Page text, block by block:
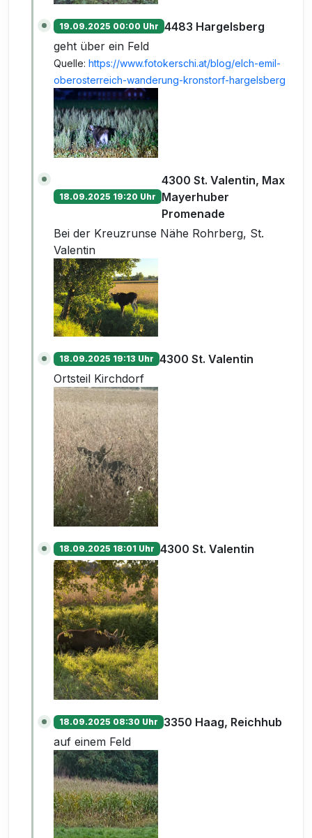
19.09.2025 00:00 Uhr 4483 Hargelsberg
geht über ein Feld
Quelle: https://www.fotokerschi.at/blog/elch-emil-
oberosterreich-wanderung-kronstorf-hargelsberg
18.09.2025 19:20 Uhr
4300 St. Valentin, Max
Mayerhuber
Promenade
Bei der Kreuzrunse Nähe Rohrberg, St.
Valentin
18.09.2025 19:13 Uhr 4300 St. Valentin
Ortsteil Kirchdorf
18.09.2025 18:01 Uhr 4300 St. Valentin
18.09.2025 08:30 Uhr 3350 Haag, Reichhub
auf einem Feld